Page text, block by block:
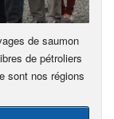
de saumon
de pétroliers
sont nos régions